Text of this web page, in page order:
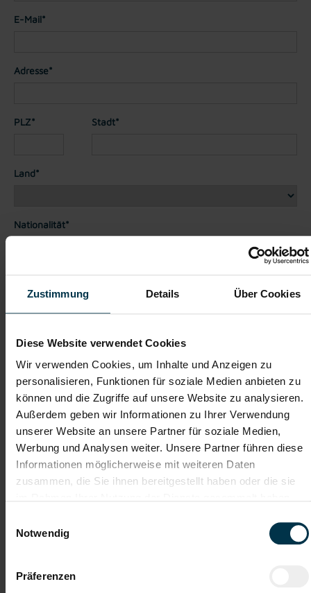
Zustimmung Details Über Cookies
Diese Website verwendet Cookies
Wir verwenden Cookies, um Inhalte und Anzeigen zu
personalisieren, Funktionen für soziale Medien anbieten zu
können und die Zugriffe auf unsere Website zu analysieren.
Außerdem geben wir Informationen zu Ihrer Verwendung
unserer Website an unsere Partner für soziale Medien,
Werbung und Analysen weiter. Unsere Partner führen diese
Informationen möglicherweise mit weiteren Daten
zusammen, die Sie ihnen bereitgestellt haben oder die sie
Notwendig
Präferenzen
E-Mail*
Adresse*
PLZ* Stadt*
Land*
Nationalität*
Telefon*
Lebenslauf
Bewerbungsschreiben
Empfehlungschreiben / Zeugnisse
Datei 4